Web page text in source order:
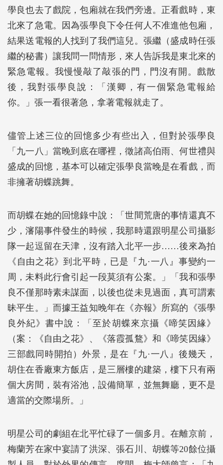
學良也去了戲院，包廂就在我們旁邊。正看戲時，東
北來了急電。因為張學良下令任何人不准進他包廂，
結果送電報的人找到了我們這兒。張繼（盛成時任張
繼的秘書）讓我問一問情形，來人告訴我是東北來的
緊急電報。我慢慢敲了敲張的門，門沒有開。戲散
後，我對張學良說：「漢卿，有一個緊急電報給
你。」張一看很著急，拿著電報就走了。
儘管上述三位的回憶多少有些出入，但對於張學良
「九一八」當晚到底在哪裡，徵諸高伯雨、何世禮與
盛成的回憶，基本可以確定張學良當晚是在看戲，而
非擁著胡蝶跳舞。
而胡蝶在她的回憶錄中說：「世間荒唐的事情還真不
少，瀋陽事件發生的時候，我那時還跟明星公司攝影
隊一起逗留在天津，沒有踏入北平一步……後來為拍
《自由之花》到北平時，已是『九·一八』事變約一
周，未料此行會引起一段莫須有公案。」「我和張學
良不僅那時素未謀面，以後也從未見過面，真可謂素
昧平生。」而據王益知晚年在《亦報》所寫的《張學
良外紀》書中說：「至於胡蝶來京攝《啼笑因緣》
（案：《自由之花》、《落霞孤鶩》和《啼笑因緣》
三部戲同時開拍）外景，是在『九·一八』後幾天，
胡住在香廠東方飯店，是三層樓的建築，樓下只有兩
個大房間，裝有浴池，設備簡單，並無舞廳，更不是
適當的交際場所。」
明星公司的劇組在北平忙碌了一個多月。在離京前，
梅蘭芳在家中宴請了洪深、張石川、胡蝶等20餘位攝